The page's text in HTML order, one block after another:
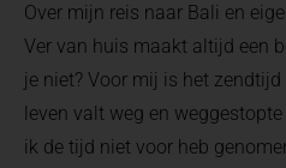
Over mijn reis naar Bali en
Ver van huis maakt altijd een
je niet? Voor mij is het
leven valt weg en
ik de tijd niet voor heb